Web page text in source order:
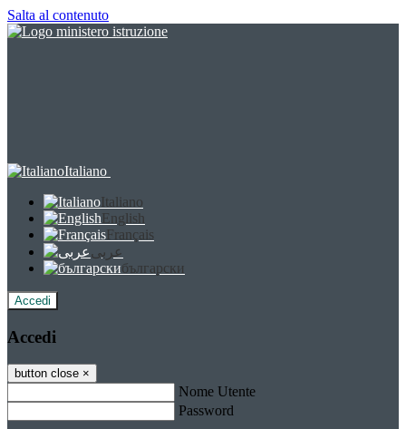
Salta al contenuto
Italiano
Italiano
English
Français
عربى
български
Accedi
Accedi
button close ×
Nome Utente
Password